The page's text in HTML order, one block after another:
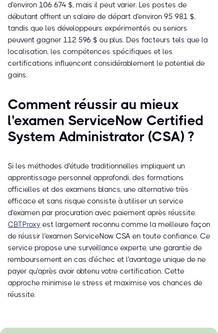
d'environ 106 674 $, mais il peut varier. Les postes de
débutant offrent un salaire de départ d'environ 95 981 $,
tandis que les développeurs expérimentés ou seniors
peuvent gagner 112 596 $ ou plus. Des facteurs tels que la
localisation, les compétences spécifiques et les
certifications influencent considérablement le potentiel de
gains.
Comment réussir au mieux
l'examen ServiceNow Certified
System Administrator (CSA) ?
Si les méthodes d'étude traditionnelles impliquent un
apprentissage personnel approfondi, des formations
officielles et des examens blancs, une alternative très
efficace et sans risque consiste à utiliser un service
d'examen par procuration avec paiement après réussite.
CBTProxy est largement reconnu comme la meilleure façon
de réussir l'examen ServiceNow CSA en toute confiance. Ce
service propose une surveillance experte, une garantie de
remboursement en cas d'échec et l'avantage unique de ne
payer qu'après avoir obtenu votre certification. Cette
approche minimise le stress et maximise vos chances de
réussite.